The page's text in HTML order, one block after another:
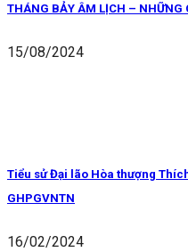
THÁNG BẢY ÂM LỊCH – NHỮNG
15/08/2024
Tiểu sử Đại lão Hòa thượng
GHPGVNTN
16/02/2024